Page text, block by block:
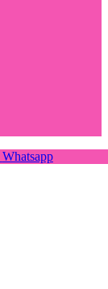
Whatsapp